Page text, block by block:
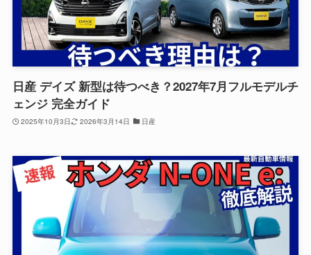
日産 デイズ 新型は待つべき？2027年7月フルモデルチ
ェンジ 完全ガイド
2025年10月3日 2026年3月14日 日産